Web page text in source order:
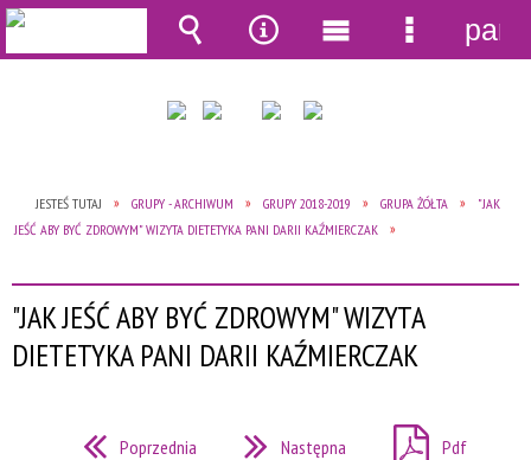
JESTEŚ TUTAJ GRUPY - ARCHIWUM GRUPY 2018-2019 GRUPA ŻÓŁTA
"JAK
JEŚĆ ABY BYĆ ZDROWYM" WIZYTA DIETETYKA PANI DARII KAŹMIERCZAK
"JAK JEŚĆ ABY BYĆ ZDROWYM" WIZYTA
DIETETYKA PANI DARII KAŹMIERCZAK
Poprzednia Następna Pdf
Wyszukiwarka
Narzędzia
Menu
główne
Menu